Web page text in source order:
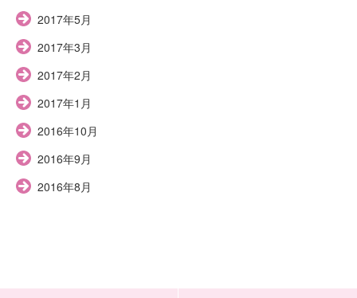
2017年5月
2017年3月
2017年2月
2017年1月
2016年10月
2016年9月
2016年8月